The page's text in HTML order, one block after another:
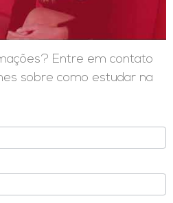
Entre em contato
sobre como estudar na